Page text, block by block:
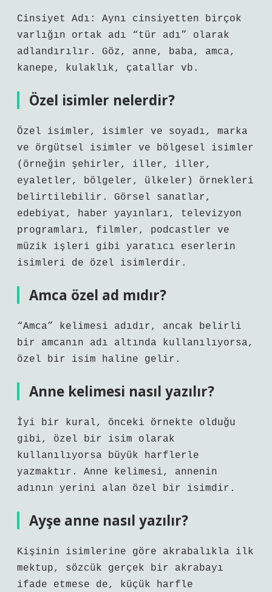
Cinsiyet Adı: Aynı cinsiyetten birçok
varlığın ortak adı “tür adı” olarak
adlandırılır. Göz, anne, baba, amca,
kanepe, kulaklık, çatallar vb.
Özel isimler nelerdir?
Özel isimler, isimler ve soyadı, marka
ve örgütsel isimler ve bölgesel isimler
(örneğin şehirler, iller, iller,
eyaletler, bölgeler, ülkeler) örnekleri
belirtilebilir. Görsel sanatlar,
edebiyat, haber yayınları, televizyon
programları, filmler, podcastler ve
müzik işleri gibi yaratıcı eserlerin
isimleri de özel isimlerdir.
Amca özel ad mıdır?
“Amca” kelimesi adıdır, ancak belirli
bir amcanın adı altında kullanılıyorsa,
özel bir isim haline gelir.
Anne kelimesi nasıl yazılır?
İyi bir kural, önceki örnekte olduğu
gibi, özel bir isim olarak
kullanılıyorsa büyük harflerle
yazmaktır. Anne kelimesi, annenin
adının yerini alan özel bir isimdir.
Ayşe anne nasıl yazılır?
Kişinin isimlerine göre akrabalıkla ilk
mektup, sözcük gerçek bir akrabayı
ifade etmese de, küçük harfle